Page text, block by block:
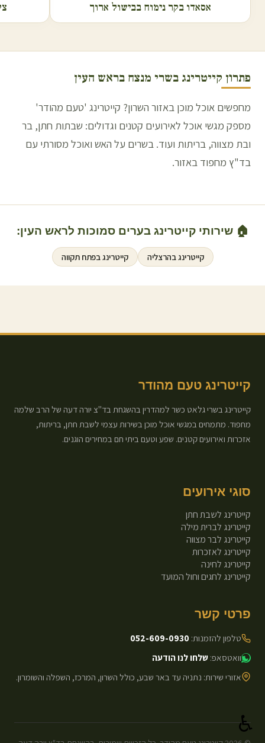
אסאדו בקר נימוח בבישול ארוך
פתרון קייטרינג בשרי מנצח בראש העין
מחפשים אוכל מוכן באזור השרון? קייטרינג 'טעם מהודר'
מספק מגשי אוכל לאירועים קטנים וגדולים: שבתות חתן, בר
ובת מצווה, בריתות ועוד. בשרים על האש ואוכל מסורתי עם
בד"ץ מחפוד באזור.
🏠 שירותי קייטרינג בערים סמוכות לראש העין:
קייטרינג בהרצליה קייטרינג בפתח תקווה
קייטרינג טעם מהודר
קייטרינג בשרי גלאט כשר למהדרין בהשגחת בד"צ יורה דעה של הרב שלמה
מחפוד. מתמחים במגשי אוכל מוכן בשירות עצמי לשבת חתן, בריתות,
אזכרות ואירועים קטנים. שפע וטעם ביתי חם במחירים הוגנים.
סוגי אירועים
קייטרינג לשבת חתן
קייטרינג לברית מילה
קייטרינג לבר מצווה
קייטרינג לאזכרות
קייטרינג לחינה
קייטרינג לחגים וחול המועד
פרטי קשר
טלפון להזמנות: 052-609-0930
וואטסאפ: שלחו לנו הודעה
אזורי שירות: נתניה עד באר שבע, כולל השרון, המרכז, השפלה והשומרון.
♿